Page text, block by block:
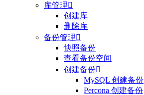
库管理
创建库
删除库
备份管理
快照备份
查看备份空间
创建备份
MySQL 创建备份
Percona 创建备份